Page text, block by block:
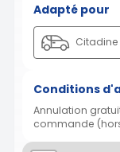
Adapté pour
Citadine
Conditions
Annulation
commande